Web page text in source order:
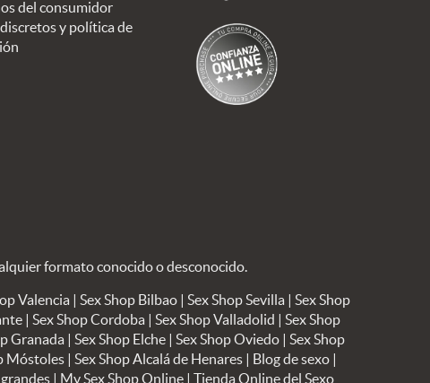
del consumidor
y política de
formato conocido o desconocido.
Valencia | Sex Shop Bilbao | Sex Shop Sevilla | Sex Shop
| Sex Shop Cordoba| Sex Shop Valladolid | Sex Shop
Granada| Sex Shop Elche| Sex Shop Oviedo| Sex Shop
Móstoles| Sex Shop Alcalá de Henares| Blog de sexo|
| My Sex Shop Online |Tienda Online del Sexo